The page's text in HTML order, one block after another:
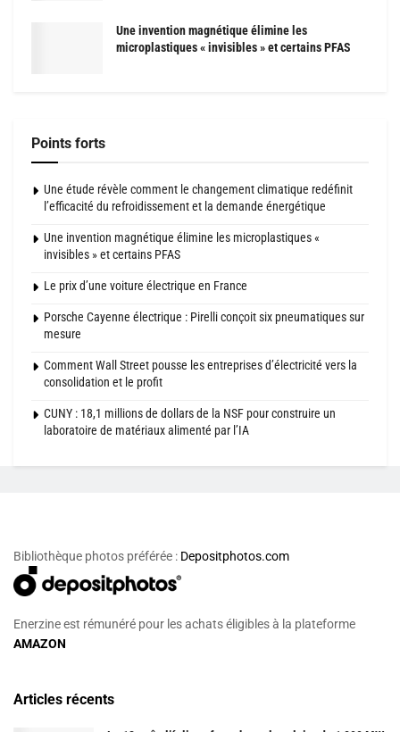
Une invention magnétique élimine les
microplastiques « invisibles » et certains PFAS
Points forts
Une étude révèle comment le changement climatique redéfinit
l’efficacité du refroidissement et la demande énergétique
Une invention magnétique élimine les microplastiques «
invisibles » et certains PFAS
Le prix d’une voiture électrique en France
Porsche Cayenne électrique : Pirelli conçoit six pneumatiques sur
mesure
Comment Wall Street pousse les entreprises d’électricité vers la
consolidation et le profit
CUNY : 18,1 millions de dollars de la NSF pour construire un
laboratoire de matériaux alimenté par l’IA
Bibliothèque photos préférée : Depositphotos.com
Enerzine est rémunéré pour les achats éligibles à la plateforme
AMAZON
Articles récents